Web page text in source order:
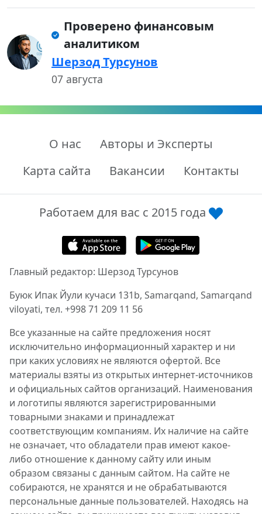
Проверено финансовым
аналитиком
Шерзод Турсунов
07 августа
О нас
Авторы и Эксперты
Карта сайта
Вакансии Контакты
Работаем для вас с 2015 года
Главный редактор: Шерзод Турсунов
Буюк Ипак Йули кучаси 131b, Samarqand, Samarqand
viloyati, тел. +998 71 209 11 56
Все указанные на сайте предложения носят
исключительно информационный характер и ни
при каких условиях не являются офертой. Все
материалы взяты из открытых интернет-источников
и официальных сайтов организаций. Наименования
и логотипы являются зарегистрированными
товарными знаками и принадлежат
соответствующим компаниям. Их наличие на сайте
не означает, что обладатели прав имеют какое-
либо отношение к данному сайту или иным
образом связаны с данным сайтом. На сайте не
собираются, не хранятся и не обрабатываются
персональные данные пользователей. Находясь на